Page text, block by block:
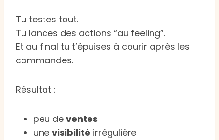
Tu testes tout.
Tu lances des actions “au feeling”.
Et au final tu t’épuises à courir après les
commandes.
Résultat :
peu de ventes
une visibilité irrégulière